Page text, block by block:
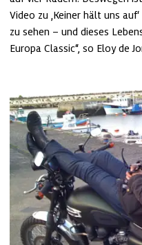
Video zu ‚Keiner hält uns
zu sehen – und dieses
Europa Classic“, so Eloy de